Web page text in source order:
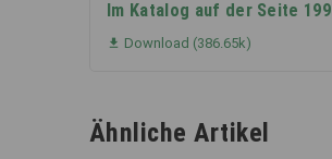
Im Katalog auf der Seite 199
 Download (386.65k)
Ähnliche Artikel